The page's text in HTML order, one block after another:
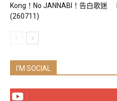
Kong！No JANNABI！告白歌迷
(260711)
I'M SOCIAL